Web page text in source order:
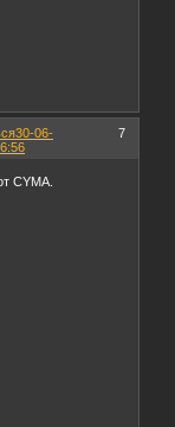
7
30-06-
CYMA.